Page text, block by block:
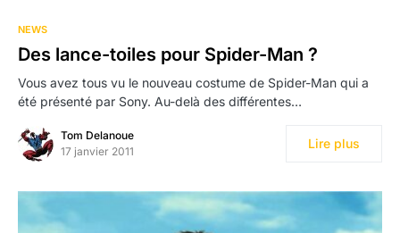
NEWS
Des lance-toiles pour Spider-Man ?
Vous avez tous vu le nouveau costume de Spider-Man qui a
été présenté par Sony. Au-delà des différentes…
Tom Delanoue
17 janvier 2011
Lire plus